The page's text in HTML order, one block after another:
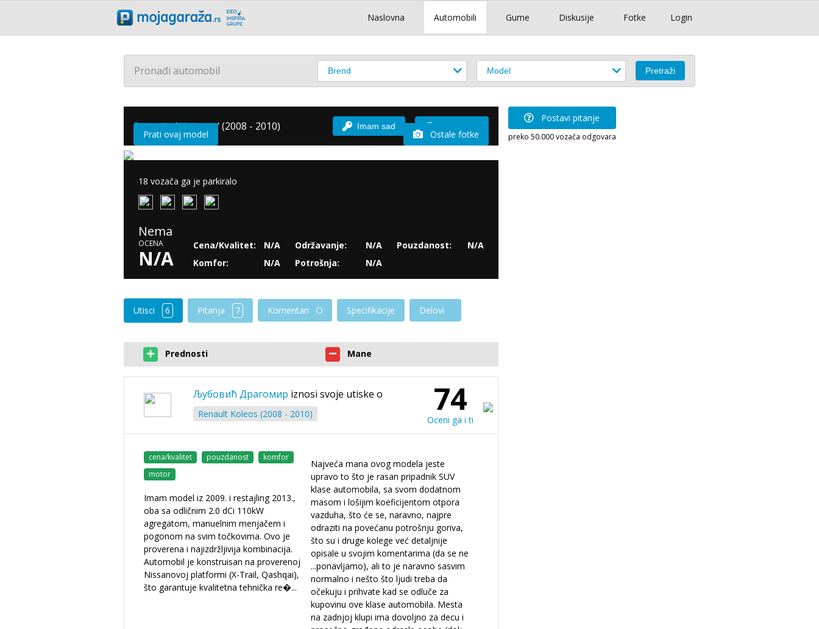
Login
Naslovna Automobili Gume Diskusije Fotke
Pronađi automobil
Renault /Koleos /(2008 - 2010) Imam sad
Prati ovaj model Ostale fotke
18 vozača ga je parkiralo
Nema
OCENA
N/A
Cena/Kvalitet:
N/A
Komfor:
N/A
Održavanje:
N/A
Potrošnja:
N/A
Pouzdanost: N/A
Utisci 6 Pitanja 7 Komentari Specifikacije Delovi
Prednosti Mane
Љубовић Драгомир iznosi svoje utiske o
Renault Koleos (2008 - 2010) 74
Oceni ga i ti
cena/kvalitet pouzdanost
komfor
motor
Imam model iz 2009. i restajling 2013.,
oba sa odličnim 2.0 dCi 110kW
agregatom, manuelnim menjačem i
pogonom na svim točkovima. Ovo je
proverena i najizdržljivija kombinacija.
Automobil je konstruisan na proverenoj
Nissanovoj platformi (X-Trail, Qashqai),
što garantuje kvalitetna tehnička re�...
Najveća mana ovog modela jeste
upravo to što je rasan pripadnik SUV
klase automobila, sa svom dodatnom
masom i lošijim koeficijentom otpora
vazduha, što će se, naravno, najpre
odraziti na povećanu potrošnju goriva,
što su i druge kolege već detaljnije
opisale u svojim komentarima (da se ne
...ponavljamo), ali to je naravno sasvim
normalno i nešto što ljudi treba da
očekuju i prihvate kad se odluče za
kupovinu ove klase automobila. Mesta
na zadnjoj klupi ima dovoljno za decu i
Postavi pitanje
preko 50.000 vozača odgovara